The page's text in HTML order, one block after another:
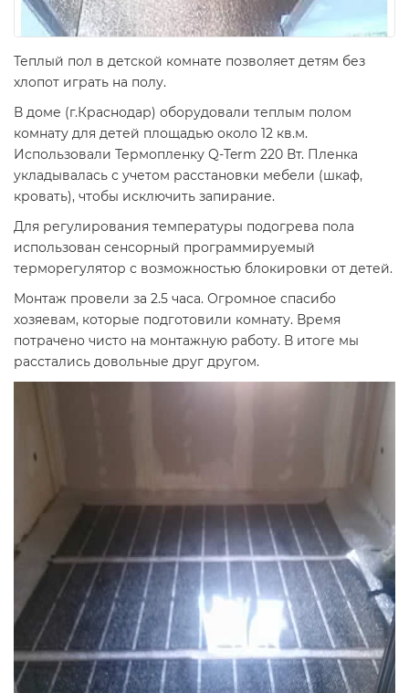
Теплый пол в детской комнате позволяет детям без
хлопот играть на полу.
В доме (г.Краснодар) оборудовали теплым полом
комнату для детей площадью около 12 кв.м.
Использовали Термопленку Q-Term 220 Вт. Пленка
укладывалась с учетом расстановки мебели (шкаф,
кровать), чтобы исключить запирание.
Для регулирования температуры подогрева пола
использован сенсорный программируемый
терморегулятор с возможностью блокировки от детей.
Монтаж провели за 2.5 часа. Огромное спасибо
хозяевам, которые подготовили комнату. Время
потрачено чисто на монтажную работу. В итоге мы
расстались довольные друг другом.